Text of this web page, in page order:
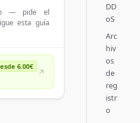
— pide el
esta guía
6.00€
DD
oS
Arc
hiv
os
de
reg
istr
o